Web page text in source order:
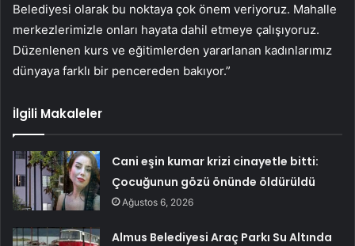
Belediyesi olarak bu noktaya çok önem veriyoruz. Mahalle
merkezlerimizle onları hayata dahil etmeye çalışıyoruz.
Düzenlenen kurs ve eğitimlerden yararlanan kadınlarımız
dünyaya farklı bir pencereden bakıyor.”
İlgili Makaleler
Cani eşin kumar krizi cinayetle bitti:
Çocuğunun gözü önünde öldürüldü
Ağustos 6, 2026
Almus Belediyesi Araç Parkı Su Altında